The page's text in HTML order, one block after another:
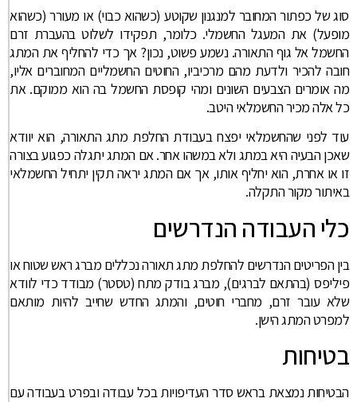
סוג של כפתור המחובר למנגנון שקוטע (כשהוא כבוי) או מעורר (כשהוא
מופעל) את המעגל החשמלי. כלומר, תפקידו לשלוט בהעברת זרם
החשמל אל גוף התאורה. נשמע פשוט, נכון? אך כדי להחליף את המתג
חובה להכיר ולדעת מהם מרכיביו, החוטים החשמליים המחוברים אליו,
מה אומרים הצבעים השונים ומהי קופסת החשמל בה הוא ממוקם. את
כל אלה מכיר החשמלאי היטב.
עוד לפני שהחשמלאי יפצח בעבודת החלפת מתג התאורה, הוא יוודא
שאכן הבעיה היא במתג ולא במשהו אחר. אם המתג יתגלה כפגוע בצורה
זו או אחרת, הוא יחליף אותו, אך אם המתג יראה תקין יתחיל החשמלאי
באיתור מקור התקלה.
כלי העבודה הנדרשים
בין הפריטים הנדרשים להחלפת מתג תאורה נכללים מברג ראש שטוח או
פיליפס (בהתאם לברגים), מברג בודק מתח (טסטר) מבודד כדי לוודא
שלא עובר זרם, מחברי חוטים, והמתג החדש שחייב להיות מותאם
למפרט המתג הישן.
בטיחות
הבטיחות נמצאת בראש סדר העדיפויות בכל עבודה ובפרט בעבודה עם